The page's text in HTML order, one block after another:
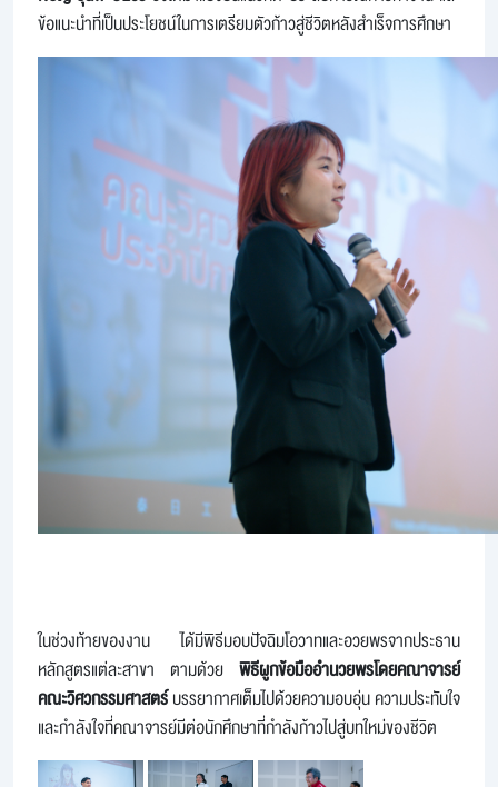
ข้อแนะนำที่เป็นประโยชน์ในการเตรียมตัวก้าวสู่ชีวิตหลังสำเร็จการศึกษา
ในช่วงท้ายของงาน ได้มีพิธีมอบปัจฉิมโอวาทและอวยพรจากประธาน
หลักสูตรแต่ละสาขา ตามด้วย พิธีผูกข้อมืออำนวยพรโดยคณาจารย์
คณะวิศวกรรมศาสตร์บรรยากาศเต็มไปด้วยความอบอุ่น ความประทับใจ
และกำลังใจที่คณาจารย์มีต่อนักศึกษาที่กำลังก้าวไปสู่บทใหม่ของชีวิต